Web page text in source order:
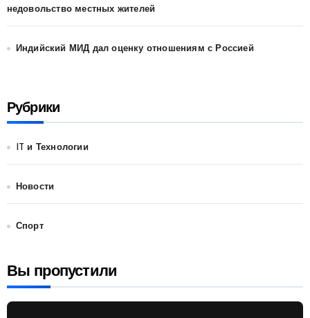
недовольство местных жителей
Индийский МИД дал оценку отношениям с Россией
Рубрики
IT и Технологии
Новости
Спорт
Вы пропустили